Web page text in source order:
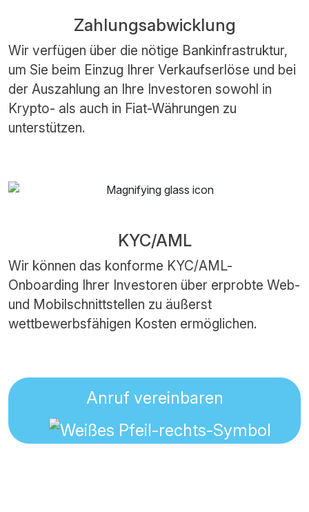
Zahlungsabwicklung
Wir verfügen über die nötige Bankinfrastruktur,
um Sie beim Einzug Ihrer Verkaufserlöse und bei
der Auszahlung an Ihre Investoren sowohl in
Krypto- als auch in Fiat-Währungen zu
unterstützen.
KYC/AML
Wir können das konforme KYC/AML-
Onboarding Ihrer Investoren über erprobte Web-
und Mobilschnittstellen zu äußerst
wettbewerbsfähigen Kosten ermöglichen.
Anruf vereinbaren